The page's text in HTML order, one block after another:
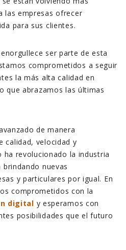
las empresas ofrecer
para sus clientes.
ser parte de esta
comprometidos a seguir
la más alta calidad en
que abrazamos las últimas
de manera
calidad, velocidad y
ha revolucionado la industria
nuevas
y particulares por igual. En
comprometidos con la
digital y esperamos con
posibilidades que el futuro